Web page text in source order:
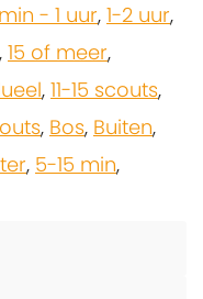
- 1 uur, 1-2 uur,
, 15 of meer,
, 11-15 scouts,
, Bos, Buiten,
, 5-15 min,